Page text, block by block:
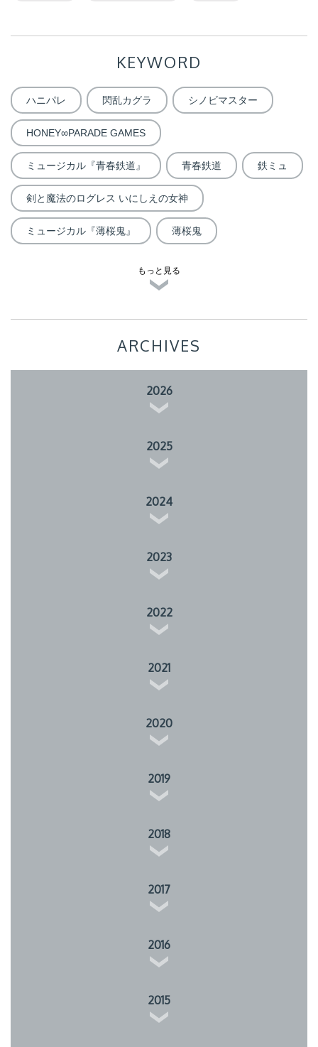
KEYWORD
ハニパレ 閃乱カグラ シノビマスター
HONEY∞PARADE GAMES
ミュージカル『青春鉄道』 青春鉄道 鉄ミュ
剣と魔法のログレス いにしえの女神
ミュージカル『薄桜鬼』 薄桜鬼
もっと見る
ARCHIVES
2026
2025
2024
2023
2022
2021
2020
2019
2018
2017
2016
2015